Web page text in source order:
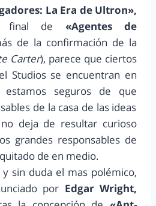
La Era de Ultron»,
final de «Agentes de
de la confirmación de la
Carter), parece que ciertos
Studios se encuentran en
seguros de que
de la casa de las ideas
deja de resultar curioso
grandes responsables de
de en medio.
sin duda el mas polémico,
por Edgar Wright,